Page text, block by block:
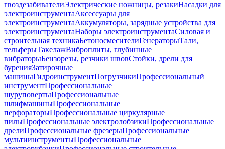
гвоздезабивателиЭлектрические ножницы, резакиНасадки для
электроинструментаАксессуары для
электроинструментаАккумуляторы, зарядные устройства для
электроинструментаНаборы электроинструментаСиловая и
строительная техникаБетоносмесителиГенераторыТали,
тельферыТакелажВиброплиты, глубинные
вибраторыБензорезы, резчики швовСтойки, дрели для
буренияЗатирочные
машиныГидроинструментПогрузчикиПрофессиональный
инструментПрофессиональные
шуруповертыПрофессиональные
шлифмашиныПрофессиональные
перфораторыПрофессиональные циркулярные
пилыПрофессиональные электролобзикиПрофессиональные
дрелиПрофессиональные фрезерыПрофессиональные
мультиинструментыПрофессиональные